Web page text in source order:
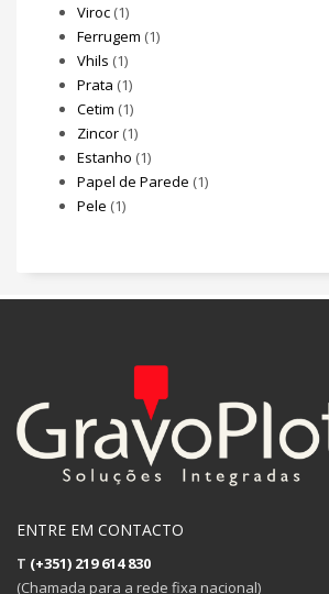
Viroc (1)
Ferrugem (1)
Vhils (1)
Prata (1)
Cetim (1)
Zincor (1)
Estanho (1)
Papel de Parede (1)
Pele (1)
ENTRE EM CONTACTO
T (+351) 219 614 830
(Chamada para a rede fixa nacional)